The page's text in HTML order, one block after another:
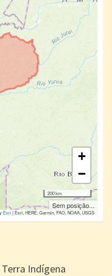
+
−
200 km
Sem posição...
Esri|Esri, HERE, Garmin, FAO, NOAA, USGS
Indígena